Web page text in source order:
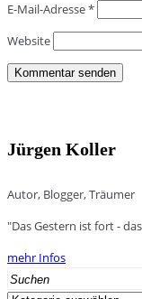
E-Mail-Adresse*
Website
Jürgen Koller
Autor, Blogger, Träumer
"Das Gestern ist fort -
mehr Infos
Search